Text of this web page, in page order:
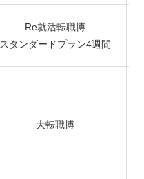
Re就活転職博
スタンダードプラン4週間
大転職博